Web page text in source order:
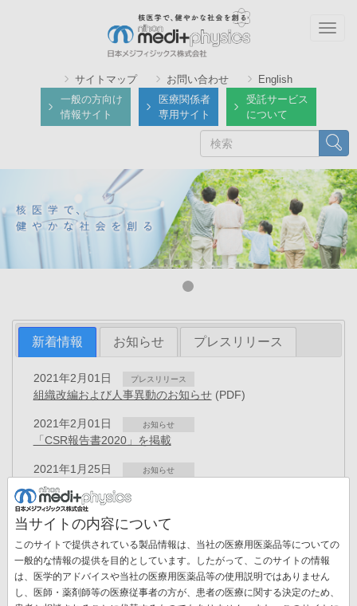
サイトマップ お問い合わせ
English
一般の方向け
情報サイト
医療関係者
専用サイト
受託サービス
について
検索
新着情報 お知らせ プレスリリース
2021年2月01日 プレスリリース
組織改編および人事異動のお知らせ(PDF)
2021年2月01日 お知らせ
「CSR報告書2020」を掲載
2021年1月25日 お知らせ
当社テレビ出演動画のご案内
2021年1月20日
新型コロナウイルス感染者発生について
2020年12月08日 お知らせ
当社テレビ出演のお知らせ(PDF)
ペ
当サイトの内容について
このサイトで提供されている製品情報は、当社の医療用医薬品等についての
一般的な情報の提供を目的としています。したがって、このサイトの情報
は、医学的アドバイスや当社の医療用医薬品等の使用説明ではありません
し、医師・薬剤師等の医療従事者の方が、患者の医療に関する決定のため、